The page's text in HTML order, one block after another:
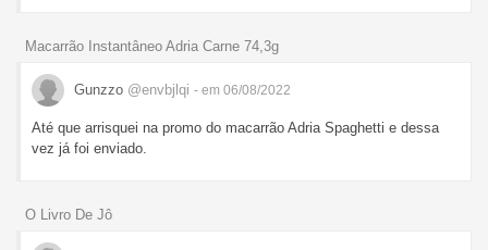
Macarrão Instantâneo Adria Carne 74,3g
Gunzzo @envbjlqi - em 06/08/2022
Até que arrisquei na promo do macarrão Adria Spaghetti e dessa
vez já foi enviado.
O Livro De Jô